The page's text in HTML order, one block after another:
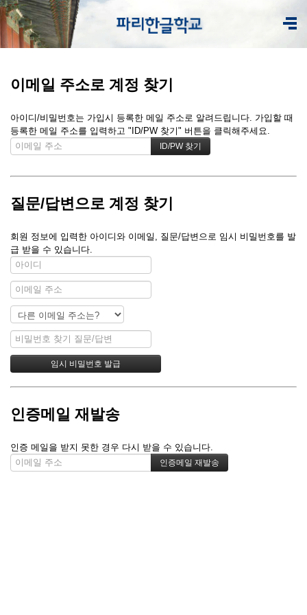
이메일 주소로 계정 찾기
아이디/비밀번호는 가입시 등록한 메일 주소로 알려드립니다. 가입할 때
등록한 메일 주소를 입력하고 "ID/PW 찾기" 버튼을 클릭해주세요.
질문/답변으로 계정 찾기
회원 정보에 입력한 아이디와 이메일, 질문/답변으로 임시 비밀번호를 발
급 받을 수 있습니다.
인증메일 재발송
인증 메일을 받지 못한 경우 다시 받을 수 있습니다.